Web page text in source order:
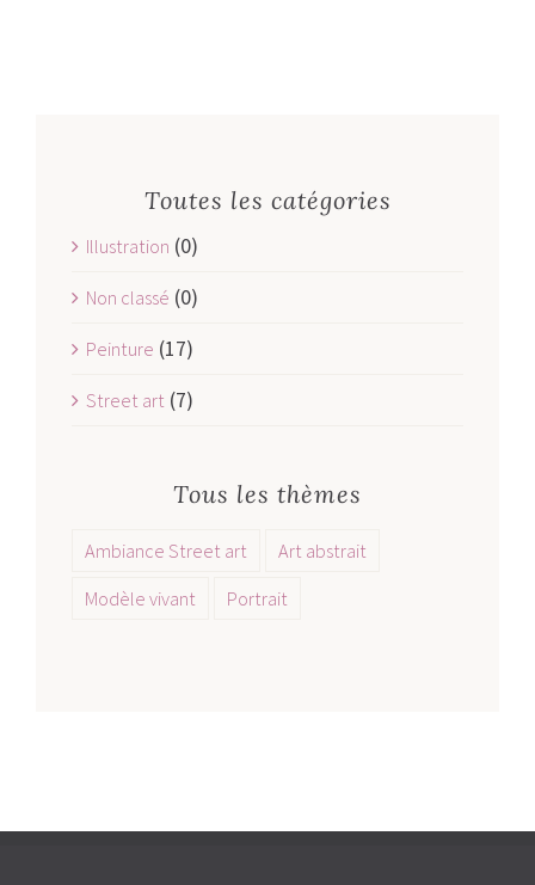
Toutes les catégories
Illustration (0)
Non classé (0)
Peinture (17)
Street art (7)
Tous les thèmes
Ambiance Street art
Art abstrait
Modèle vivant
Portrait